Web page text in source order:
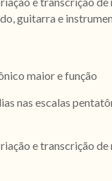
guitarra e
maior e função
nas escalas
e transcrição